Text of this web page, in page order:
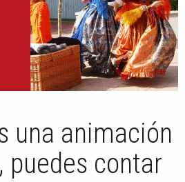
una animación
puedes contar